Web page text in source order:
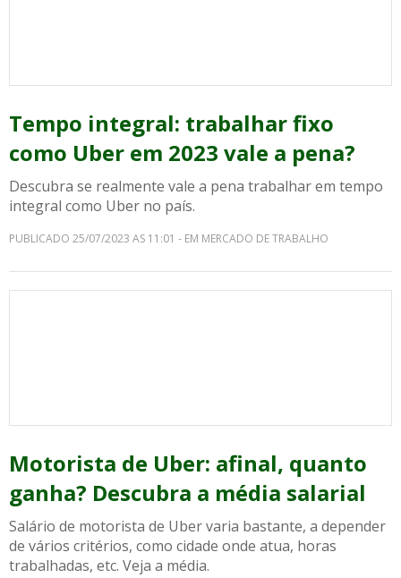
Tempo integral: trabalhar fixo
como Uber em 2023 vale a pena?
Descubra se realmente vale a pena trabalhar em tempo
integral como Uber no país.
PUBLICADO 25/07/2023 AS 11:01 - EM MERCADO DE TRABALHO
Motorista de Uber: afinal, quanto
ganha? Descubra a média salarial
Salário de motorista de Uber varia bastante, a depender
de vários critérios, como cidade onde atua, horas
trabalhadas, etc. Veja a média.